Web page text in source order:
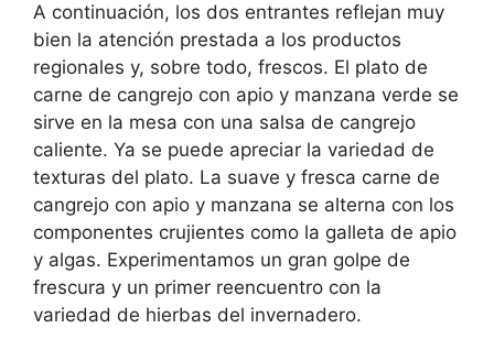
A continuación, los dos entrantes reflejan muy
bien la atención prestada a los productos
regionales y, sobre todo, frescos. El plato de
carne de cangrejo con apio y manzana verde se
sirve en la mesa con una salsa de cangrejo
caliente. Ya se puede apreciar la variedad de
texturas del plato. La suave y fresca carne de
cangrejo con apio y manzana se alterna con los
componentes crujientes como la galleta de apio
y algas. Experimentamos un gran golpe de
frescura y un primer reencuentro con la
variedad de hierbas del invernadero.